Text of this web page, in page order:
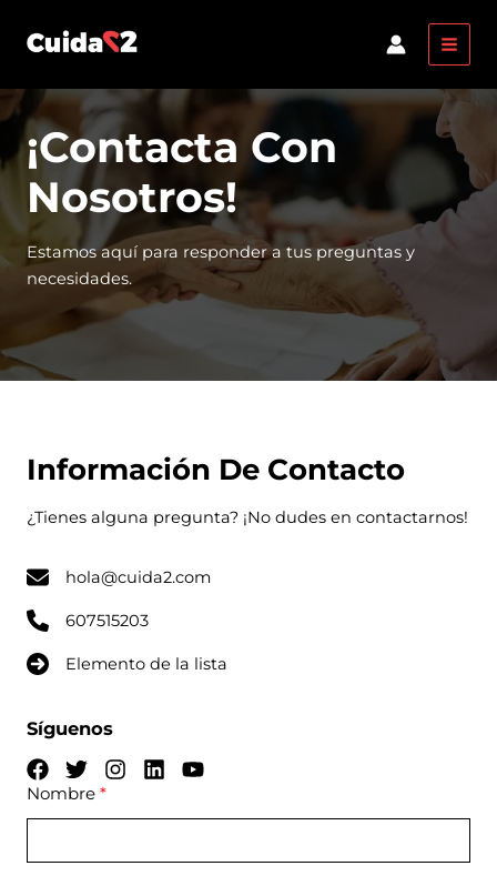
¡Contacta Con
Nosotros!
Estamos aquí para responder a tus preguntas y
necesidades.
Información De Contacto
¿Tienes alguna pregunta? ¡No dudes en contactarnos!
hola@cuida2.com
607515203
Elemento de la lista
Síguenos
Nombre